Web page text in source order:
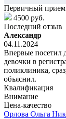
Первичный прием
4500 руб.
Последний отзыв
Александр
04.11.2024
Впервые посетил
девочки в
поликлиника,
объяснил.
Квалификация
Внимание
Цена-качество
Орлова Ольга